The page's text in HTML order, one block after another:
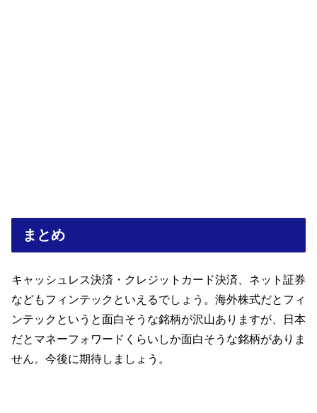
まとめ
キャッシュレス決済・クレジットカード決済、ネット証券
などもフィンテックといえるでしょう。海外株式だとフィ
ンテックというと面白そうな銘柄が沢山ありますが、日本
だとマネーフォワードくらいしか面白そうな銘柄がありま
せん。今後に期待しましょう。